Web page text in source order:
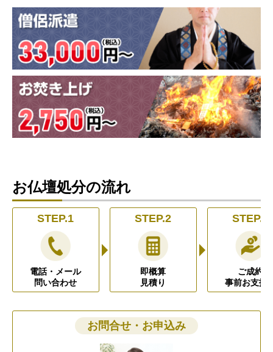
お仏壇処分の流れ
STEP.1
電話・メール
問い合わせ
STEP.2
即概算
見積り
STEP.3
ご成約
事前お支払
お問合せ・お申込み